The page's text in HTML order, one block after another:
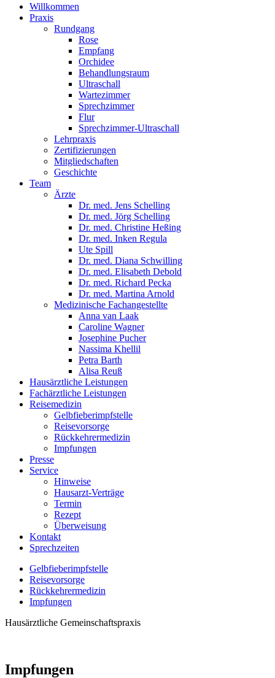
Willkommen
Praxis
Rundgang
Rose
Empfang
Orchidee
Behandlungsraum
Ultraschall
Wartezimmer
Sprechzimmer
Flur
Sprechzimmer-Ultraschall
Lehrpraxis
Zertifizierungen
Mitgliedschaften
Geschichte
Team
Ärzte
Dr. med. Jens Schelling
Dr. med. Jörg Schelling
Dr. med. Christine Heßing
Dr. med. Inken Regula
Ute Spill
Dr. med. Diana Schwilling
Dr. med. Elisabeth Debold
Dr. med. Richard Pecka
Dr. med. Martina Arnold
Medizinische Fachangestellte
Anna van Laak
Caroline Wagner
Josephine Pucher
Nassima Khellil
Petra Barth
Alisa Reuß
Hausärztliche Leistungen
Fachärztliche Leistungen
Reisemedizin
Gelbfieberimpfstelle
Reisevorsorge
Rückkehrermedizin
Impfungen
Presse
Service
Hinweise
Hausarzt-Verträge
Termin
Rezept
Überweisung
Kontakt
Sprechzeiten
Gelbfieberimpfstelle
Reisevorsorge
Rückkehrermedizin
Impfungen
Hausärztliche Gemeinschaftspraxis
Impfungen